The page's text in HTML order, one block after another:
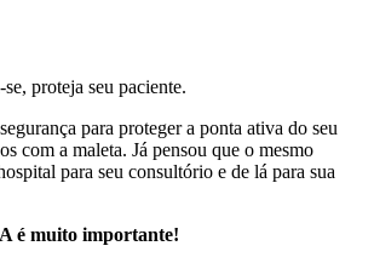
proteja seu paciente.
para proteger a ponta ativa do seu
com a maleta. Já pensou que o mesmo
para seu consultório e de lá para sua
é muito importante!